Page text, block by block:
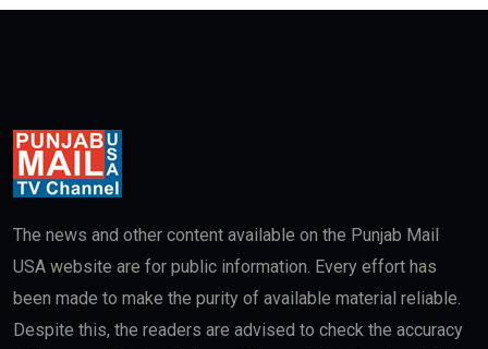
The news and other content available on the Punjab Mail
USA website are for public information. Every effort has
been made to make the purity of available material reliable.
Despite this, the readers are advised to check the accuracy